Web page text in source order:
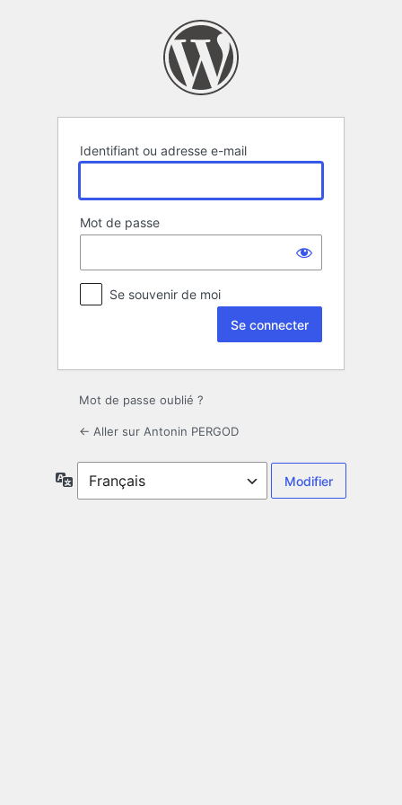
Identifiant ou adresse e-mail
Mot de passe
Se souvenir de moi
Mot de passe oublié ?
← Aller sur Antonin PERGOD
Langue